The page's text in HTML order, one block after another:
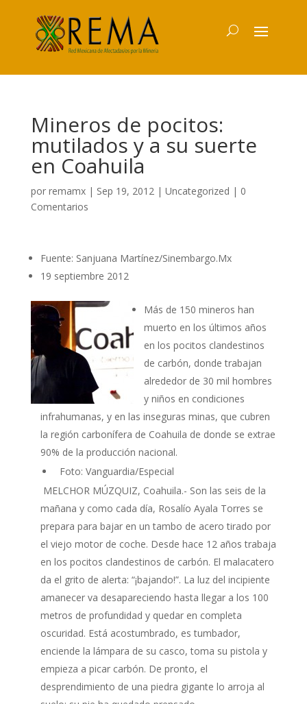
Mineros de pocitos:
mutilados y a su suerte
en Coahuila
por remamx| Sep 19, 2012| Uncategorized | 0
Comentarios
Fuente: Sanjuana Martínez/Sinembargo.Mx
19 septiembre 2012
Más de 150 mineros han
muerto en los últimos años
en los pocitos clandestinos
de carbón, donde trabajan
alrededor de 30 mil hombres
y niños en condiciones
infrahumanas, y en las inseguras minas, que cubren
la región carbonífera de Coahuila de donde se extrae
90% de la producción nacional.
Foto: Vanguardia/Especial
MELCHOR MÚZQUIZ, Coahuila.- Son las seis de la
mañana y como cada día, Rosalío Ayala Torres se
prepara para bajar en un tambo de acero tirado por
el viejo motor de coche. Desde hace 12 años trabaja
en los pocitos clandestinos de carbón. El malacatero
da el grito de alerta: “¡bajando!”. La luz del incipiente
amanecer va desapareciendo hasta llegar a los 100
metros de profundidad y quedar en completa
oscuridad. Está acostumbrado, es tumbador,
enciende la lámpara de su casco, toma su pistola y
empieza a picar carbón. De pronto, el
desprendimiento de una piedra gigante lo arroja al